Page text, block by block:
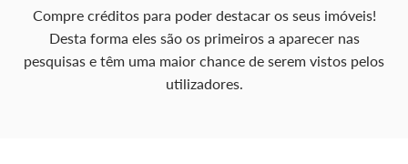
Compre créditos para poder destacar os seus imóveis!
Desta forma eles são os primeiros a aparecer nas
pesquisas e têm uma maior chance de serem vistos pelos
utilizadores.